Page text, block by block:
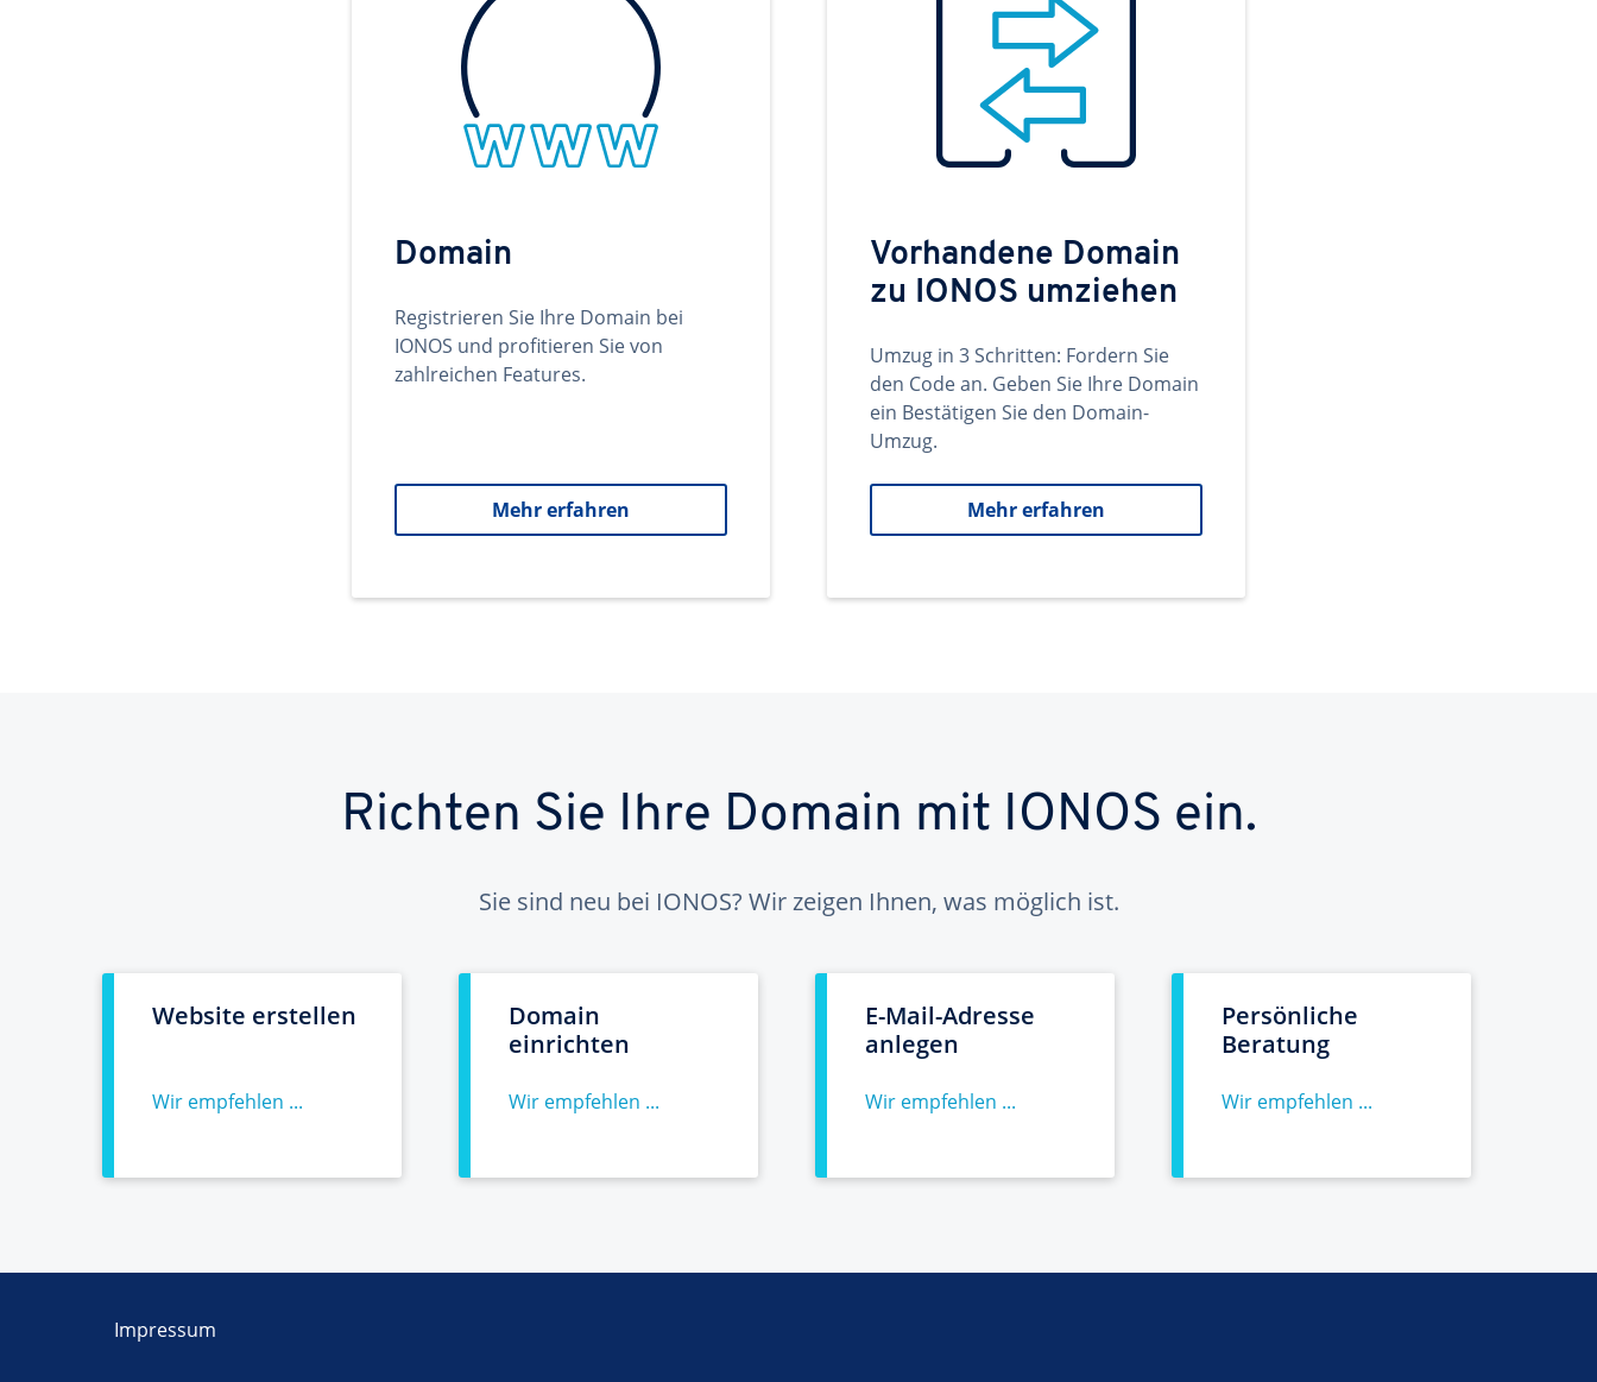
Domain
Registrieren Sie Ihre Domain bei
IONOS und profitieren Sie von
zahlreichen Features.
Mehr erfahren
Vorhandene Domain
zu IONOS umziehen
Umzug in 3 Schritten: Fordern Sie
den Code an. Geben Sie Ihre Domain
ein Bestätigen Sie den Domain-
Umzug.
Mehr erfahren
Richten Sie Ihre Domain mit IONOS ein.
Sie sind neu bei IONOS? Wir zeigen Ihnen, was möglich ist.
Website erstellen
Wir empfehlen ...
Domain
einrichten
Wir empfehlen ...
E-Mail-Adresse
anlegen
Wir empfehlen ...
Persönliche
Beratung
Wir empfehlen ...
Impressum